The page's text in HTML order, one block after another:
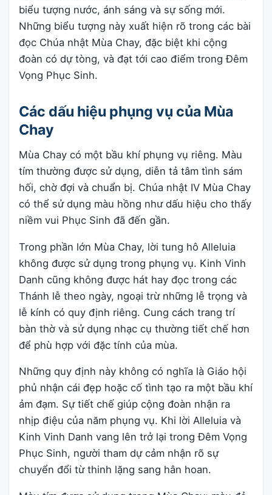
biểu tượng nước, ánh sáng và sự sống mới.
Những biểu tượng này xuất hiện rõ trong các bài
đọc Chúa nhật Mùa Chay, đặc biệt khi cộng
đoàn có dự tòng, và đạt tới cao điểm trong Đêm
Vọng Phục Sinh.
Các dấu hiệu phụng vụ của Mùa
Chay
Mùa Chay có một bầu khí phụng vụ riêng. Màu
tím thường được sử dụng, diễn tả tâm tình sám
hối, chờ đợi và chuẩn bị. Chúa nhật IV Mùa Chay
có thể sử dụng màu hồng như dấu hiệu cho thấy
niềm vui Phục Sinh đã đến gần.
Trong phần lớn Mùa Chay, lời tung hô Alleluia
không được sử dụng trong phụng vụ. Kinh Vinh
Danh cũng không được hát hay đọc trong các
Thánh lễ theo ngày, ngoại trừ những lễ trọng và
lễ kính có quy định riêng. Cung cách trang trí
bàn thờ và sử dụng nhạc cụ thường tiết chế hơn
để phù hợp với đặc tính của mùa.
Những quy định này không có nghĩa là Giáo hội
phủ nhận cái đẹp hoặc cố tình tạo ra một bầu khí
ảm đạm. Sự tiết chế giúp cộng đoàn nhận ra
nhịp điệu của năm phụng vụ. Khi lời Alleluia và
Kinh Vinh Danh vang lên trở lại trong Đêm Vọng
Phục Sinh, người tham dự cảm nhận rõ sự
chuyển đổi từ thinh lặng sang hân hoan.